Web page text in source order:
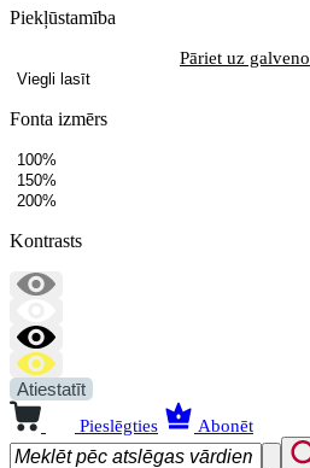
Piekļūstamība
Pāriet uz
Viegli lasīt
Fonta izmērs
100%
150%
200%
Kontrasts
Atiestatīt
Pieslēgties Abonēt